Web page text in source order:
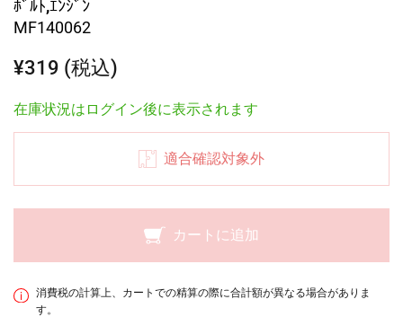
ﾎﾞﾙﾄ,ｴﾝｼﾞﾝ
MF140062
¥319 (税込)
在庫状況はログイン後に表示されます
適合確認対象外
カートに追加
消費税の計算上、カートでの精算の際に合計額が異なる場合がありま
す。